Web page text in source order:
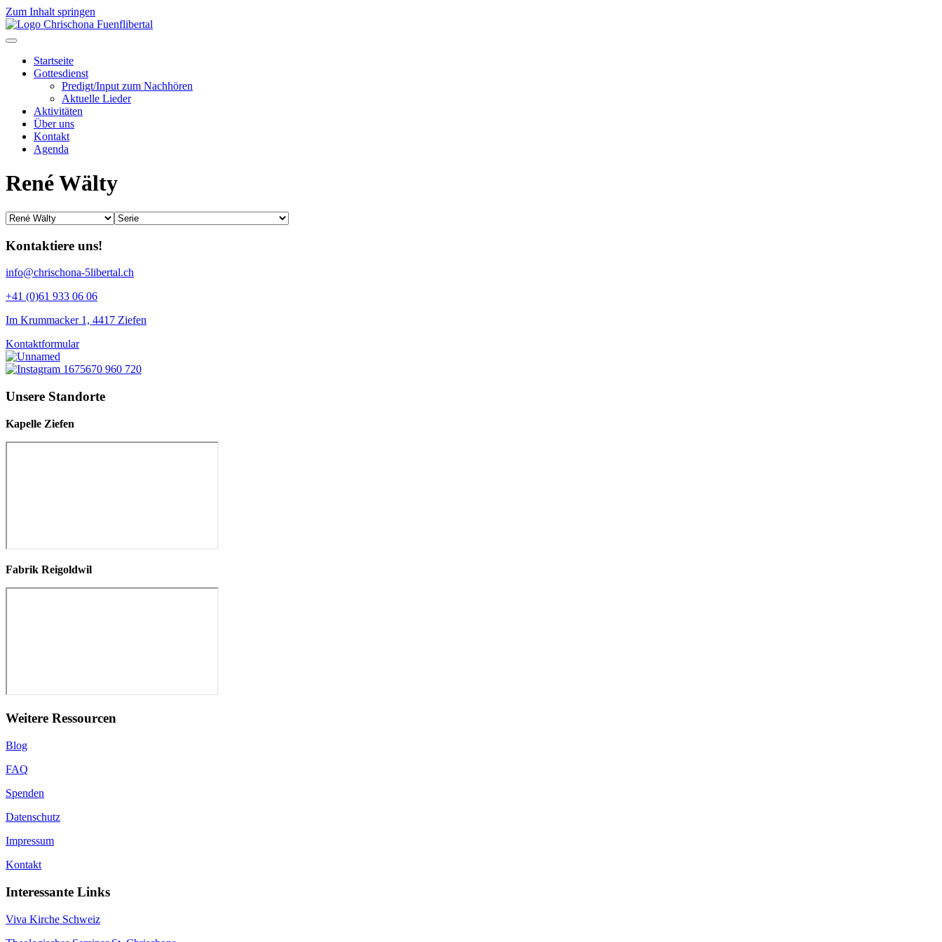
Zum Inhalt springen
Startseite
Gottesdienst
Predigt/Input zum Nachhören
Aktuelle Lieder
Aktivitäten
Über uns
Kontakt
Agenda
René Wälty
Kontaktiere uns!
info@chrischona-5libertal.ch
+41 (0)61 933 06 06
Im Krummacker 1, 4417 Ziefen
Kontaktformular
Unsere Standorte
Kapelle Ziefen
Fabrik Reigoldwil
Weitere Ressourcen
Blog
FAQ
Spenden
Datenschutz
Impressum
Kontakt
Interessante Links
Viva Kirche Schweiz